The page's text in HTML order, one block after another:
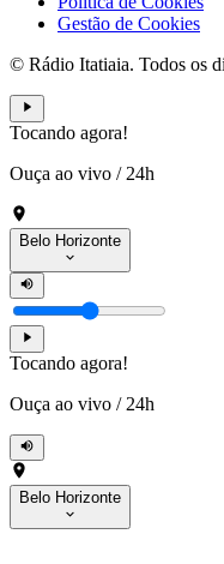
Gestão de Cookies
© Rádio Itatiaia. Todos os
Tocando agora!
Ouça ao vivo / 24h
Belo Horizonte
Tocando agora!
Ouça ao vivo / 24h
Belo Horizonte